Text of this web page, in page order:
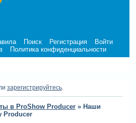
Поиск Регистрация
Войти
Политика конфиденциальности
зарегистрируйтесь.
в ProShow Producer » Наши
Producer